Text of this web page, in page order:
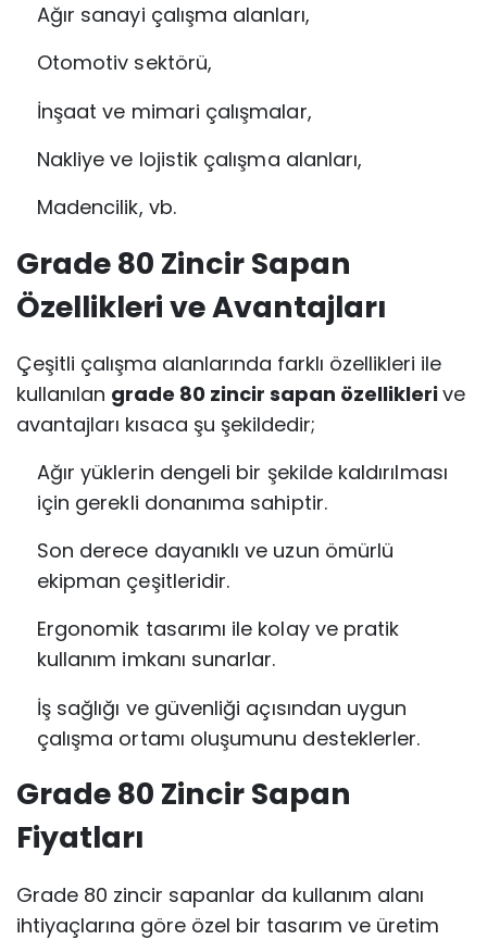
Ağır sanayi çalışma alanları,
Otomotiv sektörü,
İnşaat ve mimari çalışmalar,
Nakliye ve lojistik çalışma alanları,
Madencilik, vb.
Grade 80 Zincir Sapan
Özellikleri ve Avantajları
Çeşitli çalışma alanlarında farklı özellikleri ile
kullanılan grade 80 zincir sapan özelliklerive
avantajları kısaca şu şekildedir;
Ağır yüklerin dengeli bir şekilde kaldırılması
için gerekli donanıma sahiptir.
Son derece dayanıklı ve uzun ömürlü
ekipman çeşitleridir.
Ergonomik tasarımı ile kolay ve pratik
kullanım imkanı sunarlar.
İş sağlığı ve güvenliği açısından uygun
çalışma ortamı oluşumunu desteklerler.
Grade 80 Zincir Sapan
Fiyatları
Grade 80 zincir sapanlar da kullanım alanı
ihtiyaçlarına göre özel bir tasarım ve üretim